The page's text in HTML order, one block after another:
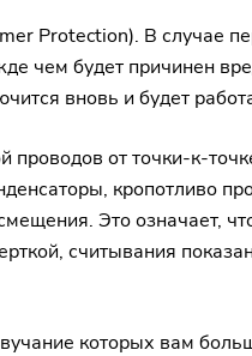
Protection). В случае
чем будет причинен
вновь и будет
проводов от точки-к-
кропотливо
Это означает,
считывания
которых вам